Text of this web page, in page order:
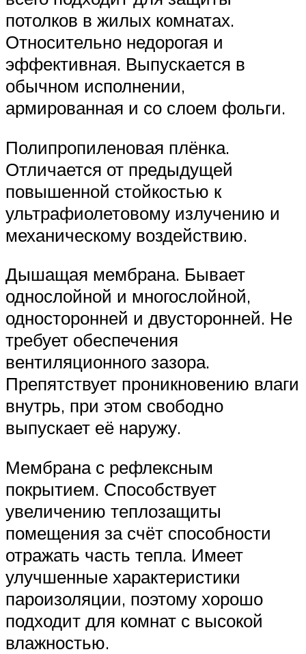
потолков в жилых комнатах.
Относительно недорогая и
эффективная. Выпускается в
обычном исполнении,
армированная и со слоем фольги.
Полипропиленовая плёнка.
Отличается от предыдущей
повышенной стойкостью к
ультрафиолетовому излучению и
механическому воздействию.
Дышащая мембрана. Бывает
однослойной и многослойной,
односторонней и двусторонней. Не
требует обеспечения
вентиляционного зазора.
Препятствует проникновению влаги
внутрь, при этом свободно
выпускает её наружу.
Мембрана с рефлексным
покрытием. Способствует
увеличению теплозащиты
помещения за счёт способности
отражать часть тепла. Имеет
улучшенные характеристики
пароизоляции, поэтому хорошо
подходит для комнат с высокой
влажностью.